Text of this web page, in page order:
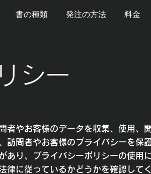
書の種類 発注の方法 料金
シー
者やお客様のデータを収集、使用、
訪問者やお客様のプライバシーを保
あり、プライバシーポリシーの使用
に従っているかどうかを確認してく